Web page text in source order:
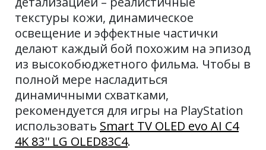
текстуры кожи, динамическое
освещение и эффектные частички
делают каждый бой похожим на эпизод
из высокобюджетного фильма. Чтобы в
полной мере насладиться
динамичными схватками,
рекомендуется для игры на PlayStation
использовать Smart TV OLED evo AI C4
4K 83'' LG OLED83C4.